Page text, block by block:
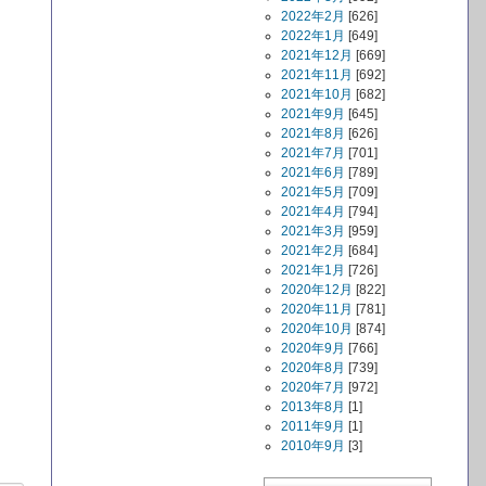
2022年2月 [626]
2022年1月 [649]
2021年12月 [669]
2021年11月 [692]
2021年10月 [682]
2021年9月 [645]
2021年8月 [626]
2021年7月 [701]
2021年6月 [789]
2021年5月 [709]
2021年4月 [794]
2021年3月 [959]
2021年2月 [684]
2021年1月 [726]
2020年12月 [822]
2020年11月 [781]
2020年10月 [874]
2020年9月 [766]
2020年8月 [739]
2020年7月 [972]
2013年8月 [1]
2011年9月 [1]
2010年9月 [3]